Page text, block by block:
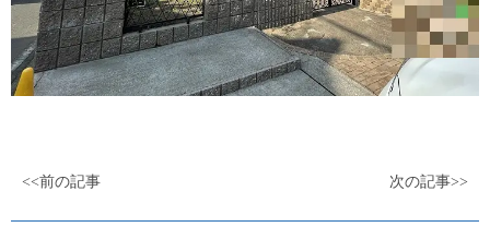
<<前の記事 次の記事>>